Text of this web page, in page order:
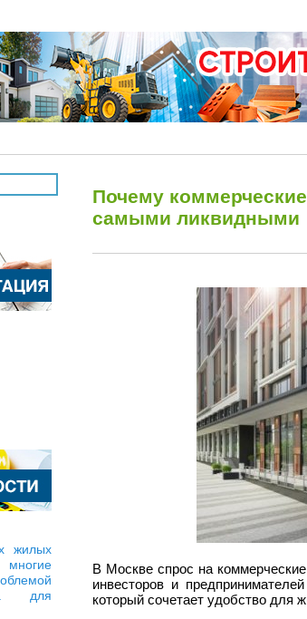
жилых
для
Почему
самыми ликвидными
В Москве спрос на
инвесторов и
который сочетает удобство для